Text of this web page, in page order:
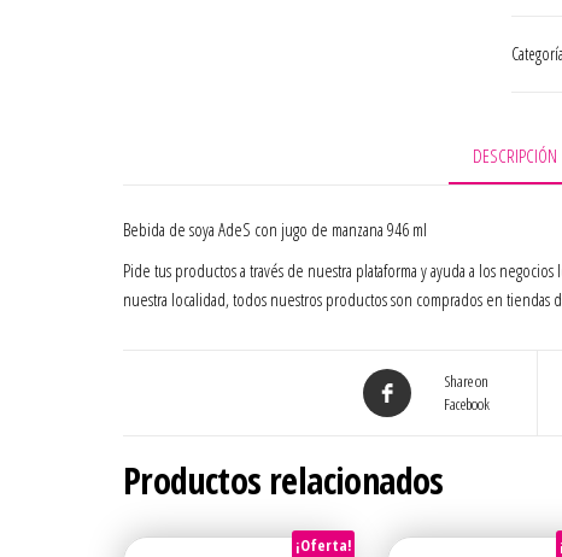
DESCRIPCIÓN
Bebida de soya AdeS con jugo de manzana 946 ml
Pide tus productos a través de nuestra plataforma y ayuda a los
nuestra localidad, todos nuestros productos son comprados en
Share on
Facebook
Productos relacionados
¡Oferta!